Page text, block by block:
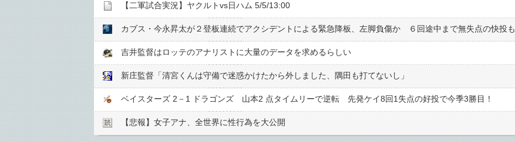
【二軍試合実況】ヤクルトvs日ハム 5/5/13:00
カブス・今永昇太が２登板連続でアクシデントによる緊急降板、左脚負傷か ６回途中まで無失点の快投も
吉井監督はロッテのアナリストに大量のデータを求めるらしい
新庄監督「清宮くんは守備で迷惑かけたから外しました、隅田も打てないし」
ベイスターズ 2－1 ドラゴンズ 山本2 点タイムリーで逆転 先発ケイ8回1失点の好投で今季3勝目！
【悲報】女子アナ、全世界に性行為を大公開